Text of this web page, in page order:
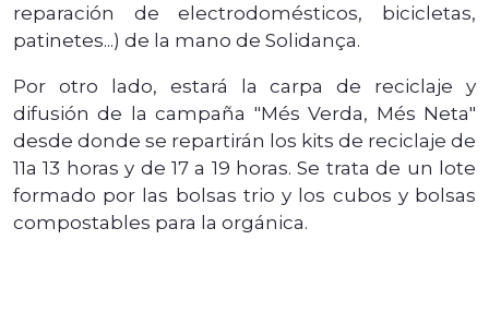
reparación de electrodomésticos, bicicletas,
patinetes...) de la mano de Solidança.
Por otro lado, estará la carpa de reciclaje y
difusión de la campaña "Més Verda, Més Neta"
desde donde se repartirán los kits de reciclaje de
11a 13 horas y de 17 a 19 horas. Se trata de un lote
formado por las bolsas trio y los cubos y bolsas
compostables para la orgánica.